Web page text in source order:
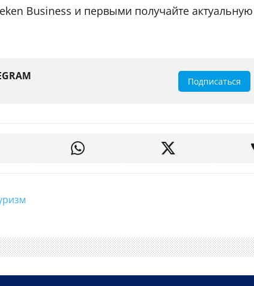
Business и первыми получайте актуальную
Подписаться